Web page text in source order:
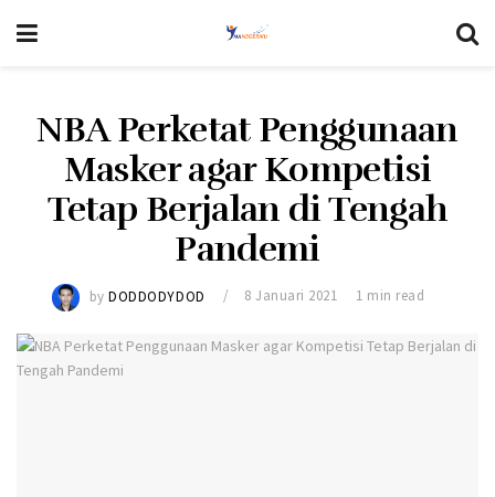
NBA Perketat Penggunaan
Masker agar Kompetisi
Tetap Berjalan di Tengah
Pandemi
by DODDODYDOD 8 Januari 2021 1 min read